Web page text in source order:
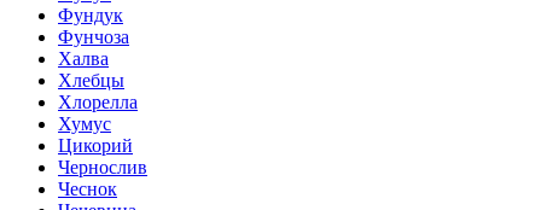
Фундук
Фунчоза
Халва
Хлебцы
Хлорелла
Хумус
Цикорий
Чернослив
Чеснок